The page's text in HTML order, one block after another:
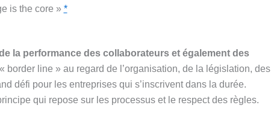
is the core » *
la performance des collaborateurs et également des
border line » au regard de l’organisation, de la législation, des
défi pour les entreprises qui s’inscrivent dans la durée.
qui repose sur les processus et le respect des règles.